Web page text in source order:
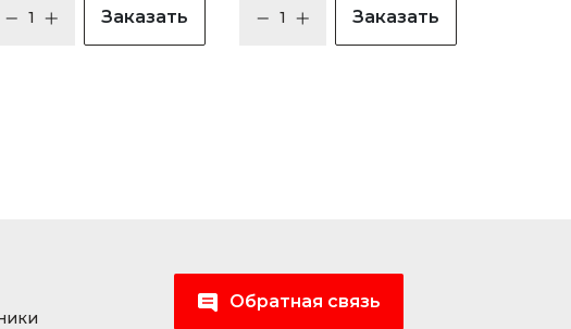
Заказать Заказать
Обратная связь